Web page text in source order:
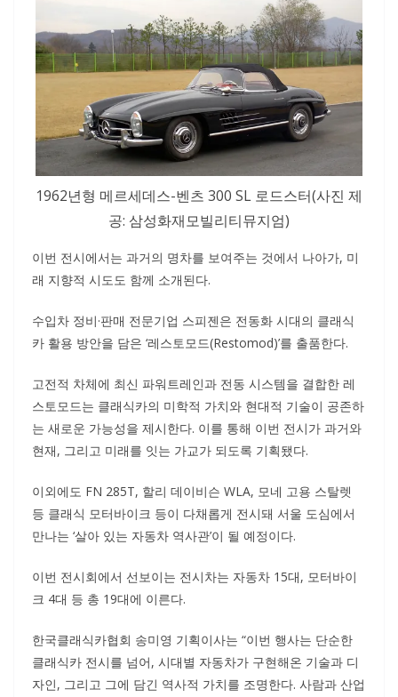
1962년형 메르세데스-벤츠 300 SL 로드스터(사진 제
공: 삼성화재모빌리티뮤지엄)
이번 전시에서는 과거의 명차를 보여주는 것에서 나아가, 미
래 지향적 시도도 함께 소개된다.
수입차 정비·판매 전문기업 스피젠은 전동화 시대의 클래식
카 활용 방안을 담은 ‘레스토모드(Restomod)’를 출품한다.
고전적 차체에 최신 파워트레인과 전동 시스템을 결합한 레
스토모드는 클래식카의 미학적 가치와 현대적 기술이 공존하
는 새로운 가능성을 제시한다. 이를 통해 이번 전시가 과거와
현재, 그리고 미래를 잇는 가교가 되도록 기획됐다.
이외에도 FN 285T, 할리 데이비슨 WLA, 모네 고용 스탈렛
등 클래식 모터바이크 등이 다채롭게 전시돼 서울 도심에서
만나는 ‘살아 있는 자동차 역사관’이 될 예정이다.
이번 전시회에서 선보이는 전시차는 자동차 15대, 모터바이
크 4대 등 총 19대에 이른다.
한국클래식카협회 송미영 기획이사는 “이번 행사는 단순한
클래식카 전시를 넘어, 시대별 자동차가 구현해온 기술과 디
자인, 그리고 그에 담긴 역사적 가치를 조명한다. 사람과 산업